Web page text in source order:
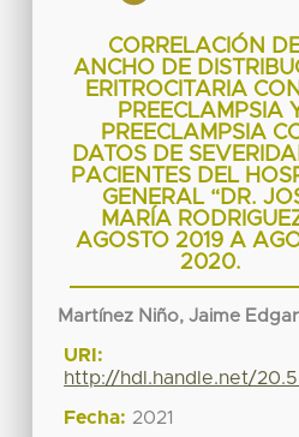
CORRELACIÓN
ANCHO DE
ERITROCITARIA
PREECLAMPSIA
PREECLAMPSIA
DATOS DE
PACIENTES DEL
GENERAL “DR.
MARÍA
AGOSTO 2019 A
2020.
Martínez Niño, Jaime Edgar
URI:
http://hdl.handle.net/
Fecha: 2021